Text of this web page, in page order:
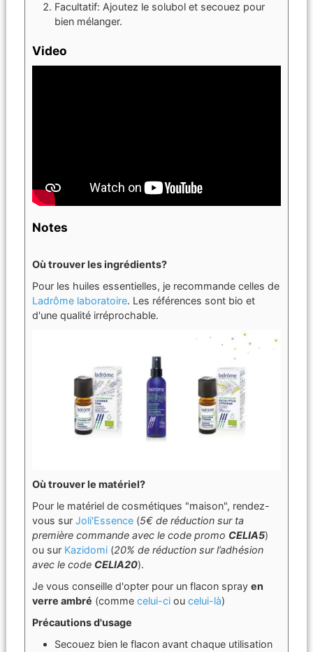
Facultatif: Ajoutez le solubol et secouez pour
bien mélanger.
Video
Notes
Où trouver les ingrédients?
Pour les huiles essentielles, je recommande celles de
Ladrôme laboratoire. Les références sont bio et
d'une qualité irréprochable.
Où trouver le matériel?
Pour le matériel de cosmétiques "maison", rendez-
vous sur Joli'Essence(5€ de réduction sur ta
première commande avec le code promo CELIA5)
ou sur Kazidomi(20% de réduction sur l’adhésion
avec le code CELIA20).
Je vous conseille d'opter pour un flacon spray en
verre ambré (comme celui-ciou celui-là)
Précautions d'usage
Secouez bien le flacon avant chaque utilisation